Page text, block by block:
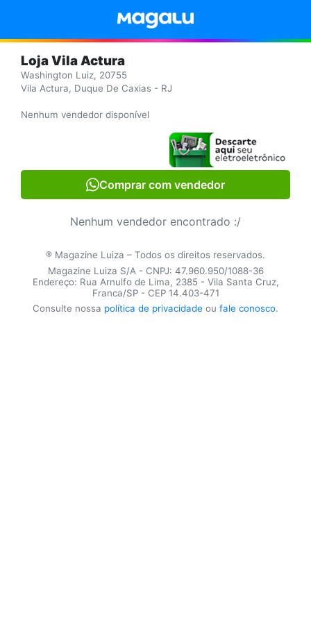
Loja Vila Actura
Washington Luiz, 20755
Vila Actura, Duque De Caxias - RJ
Nenhum vendedor disponível
Comprar com vendedor
Nenhum vendedor encontrado :/
® Magazine Luiza – Todos os direitos reservados.
Magazine Luiza S/A - CNPJ: 47.960.950/1088-36
Endereço: Rua Arnulfo de Lima, 2385 - Vila Santa Cruz,
Franca/SP - CEP 14.403-471
Consulte nossa política de privacidade ou fale conosco.